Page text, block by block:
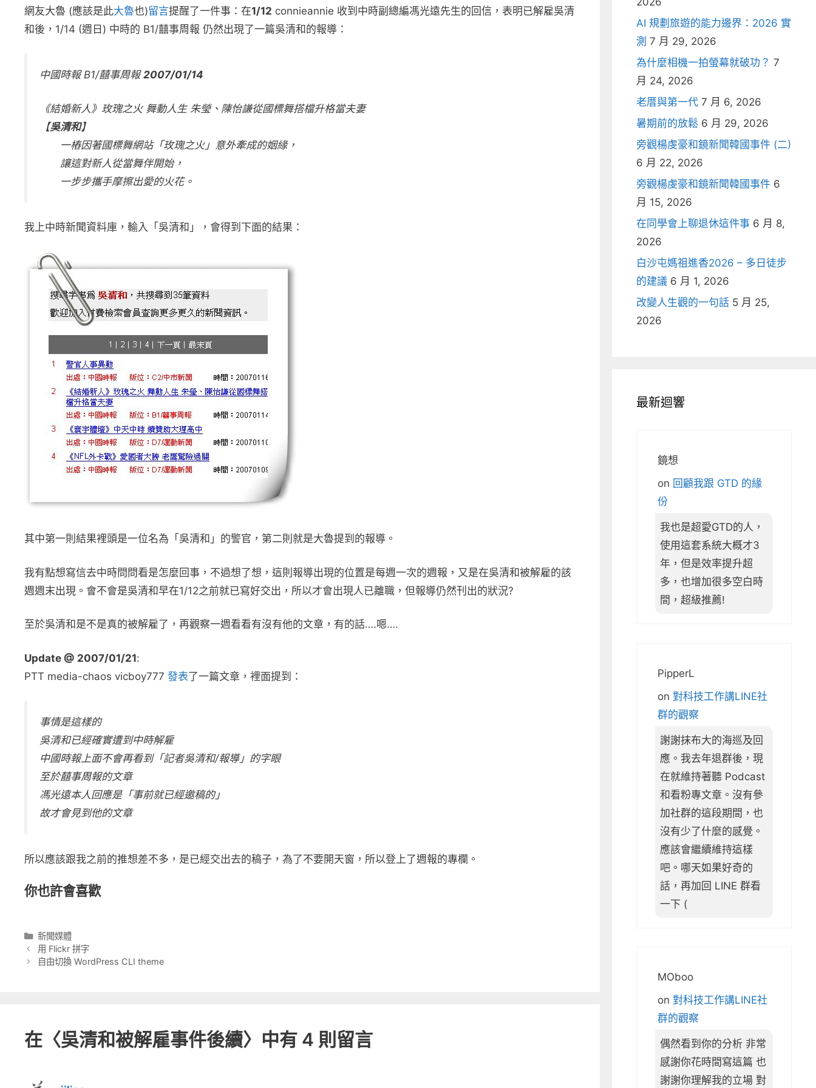
網友大魯 (應該是此大魯也)留言提醒了一件事：在1/12 connieannie 收到中時副總編馮光遠先生的回信，表明已解雇吳清
和後，1/14 (週日) 中時的 B1/囍事周報 仍然出現了一篇吳清和的報導：
中國時報 B1/囍事周報2007/01/14
《結婚新人》玫瑰之火 舞動人生 朱瑩、陳怡謙從國標舞搭檔升格當夫妻
【吳清和】
一樁因著國標舞網站「玫瑰之火」意外牽成的姻緣，
讓這對新人從當舞伴開始，
一步步攜手摩擦出愛的火花。
我上中時新聞資料庫，輸入「吳清和」，會得到下面的結果：
其中第一則結果裡頭是一位名為「吳清和」的警官，第二則就是大魯提到的報導。
我有點想寫信去中時問問看是怎麼回事，不過想了想，這則報導出現的位置是每週一次的週報，又是在吳清和被解雇的該
週週末出現。會不會是吳清和早在1/12之前就已寫好交出，所以才會出現人已離職，但報導仍然刊出的狀況?
至於吳清和是不是真的被解雇了，再觀察一週看看有沒有他的文章，有的話….嗯….
Update @ 2007/01/21:
PTT media-chaos vicboy777 發表了一篇文章，裡面提到：
事情是這樣的
吳清和已經確實遭到中時解雇
中國時報上面不會再看到「記者吳清和/報導」的字眼
至於囍事周報的文章
馮光遠本人回應是「事前就已經邀稿的」
故才會見到他的文章
所以應該跟我之前的推想差不多，是已經交出去的稿子，為了不要開天窗，所以登上了週報的專欄。
你也許會喜歡
分
類
新聞媒體
用 Flickr 拼字
自由切換 WordPress CLI theme
在〈吳清和被解雇事件後續〉中有 4 則留言
AI 規劃旅遊的能力邊界：2026 實
測 7 月 29, 2026
為什麼相機一拍螢幕就破功？ 7
月 24, 2026
老厝與第一代 7 月 6, 2026
暑期前的放鬆 6 月 29, 2026
旁觀楊虔豪和鏡新聞韓國事件 (二)
6 月 22, 2026
旁觀楊虔豪和鏡新聞韓國事件 6
月 15, 2026
在同學會上聊退休這件事 6 月 8,
2026
白沙屯媽祖進香2026 – 多日徒步
的建議 6 月 1, 2026
改變人生觀的一句話 5 月 25,
2026
最新迴響
鏡想
on 回顧我跟 GTD 的緣
份
我也是超愛GTD的人，
使用這套系統大概才3
年，但是效率提升超
多，也增加很多空白時
間，超級推薦!
PipperL
on 對科技工作講LINE社
群的觀察
謝謝抹布大的海巡及回
應。我去年退群後，現
在就維持著聽 Podcast
和看粉專文章。沒有參
加社群的這段期間，也
沒有少了什麼的感覺。
應該會繼續維持這樣
吧。哪天如果好奇的
話，再加回 LINE 群看
一下 (
MOboo
on 對科技工作講LINE社
群的觀察
偶然看到你的分析 非常
感謝你花時間寫這篇 也
謝謝你理解我的立場 對